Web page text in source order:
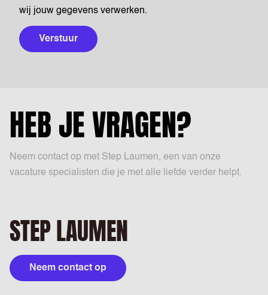
wij jouw gegevens verwerken.
Verstuur
HEB JE VRAGEN?
Neem contact op met Step Laumen, een van onze
vacature specialisten die je met alle liefde verder helpt.
STEP LAUMEN
Neem contact op